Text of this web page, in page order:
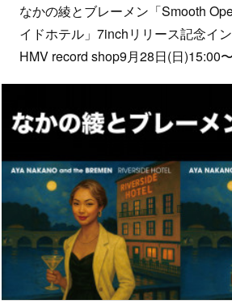
なかの綾とブレーメン「Smooth
イドホテル」7inchリリース記念イ
HMV record shop9月28日(日)15:00